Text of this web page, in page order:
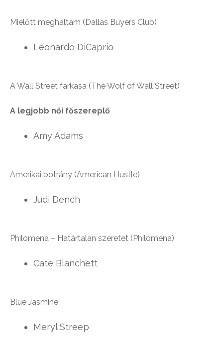
Mielőtt meghaltam (Dallas Buyers Club)
Leonardo DiCaprio
A Wall Street farkasa (The Wolf of Wall Street)
A legjobb női főszereplő
Amy Adams
Amerikai botrány (American Hustle)
Judi Dench
Philomena – Határtalan szeretet (Philomena)
Cate Blanchett
Blue Jasmine
Meryl Streep